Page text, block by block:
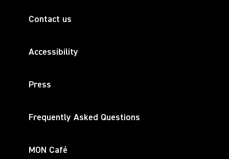
Contact us
Accessibility
Press
Frequently Asked Questions
MON Café